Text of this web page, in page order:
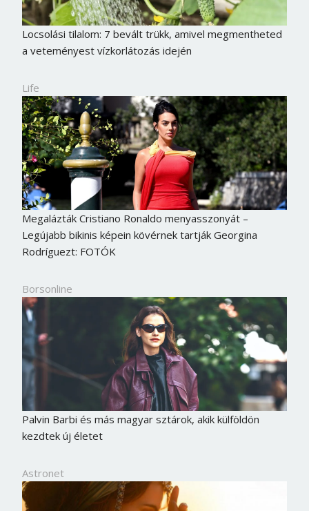
Locsolási tilalom: 7 bevált trükk, amivel megmentheted
a veteményest vízkorlátozás idején
Life
Megalázták Cristiano Ronaldo menyasszonyát –
Legújabb bikinis képein kövérnek tartják Georgina
Rodríguezt: FOTÓK
Borsonline
Palvin Barbi és más magyar sztárok, akik külföldön
kezdtek új életet
Astronet